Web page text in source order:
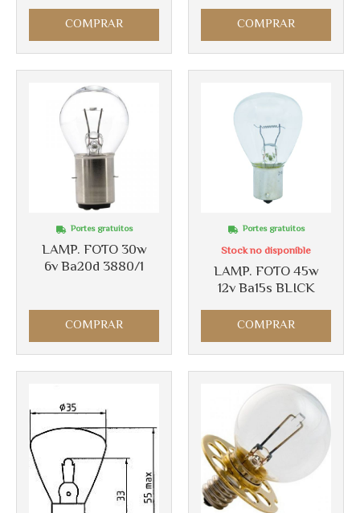
COMPRAR COMPRAR
LAMP. FOTO 30w
6v Ba20d 3880/1
Portes gratuitos
COMPRAR
LAMP. FOTO 45w
12v Ba15s BLICK
Portes gratuitos
Stock no disponible
COMPRAR